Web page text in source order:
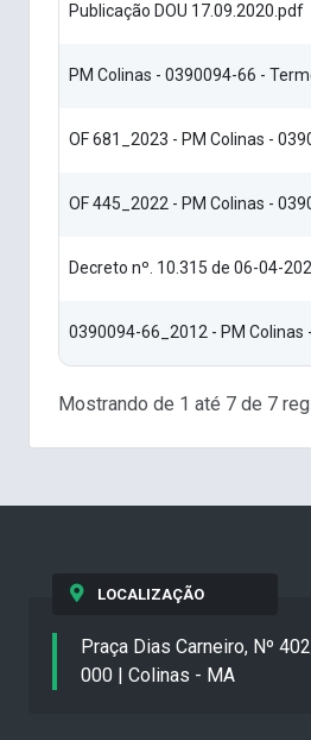
Publicação DOU 17.09.2020.pdf
PM Colinas - 0390094-66 -
OF 681_2023 - PM Colinas -
OF 445_2022 - PM Colinas -
Decreto nº. 10.315 de 06-04-
0390094-66_2012 - PM Colinas
Mostrando de 1 até 7 de 7
LOCALIZAÇÃO
Praça Dias Carneiro, Nº
000 | Colinas - MA